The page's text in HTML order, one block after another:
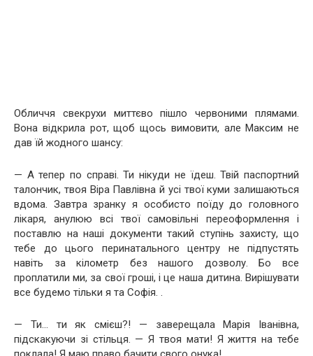
Обличчя свекрухи миттєво пішло червоними плямами.
Вона відкрила рот, щоб щось вимовити, але Максим не
дав їй жодного шансу:
— А тепер по справі. Ти нікуди не їдеш. Твій паспортний
талончик, твоя Віра Павлівна й усі твої куми залишаються
вдома. Завтра зранку я особисто поїду до головного
лікаря, анулюю всі твої самовільні переоформлення і
поставлю на наші документи такий ступінь захисту, що
тебе до цього перинатального центру не підпустять
навіть за кілометр без нашого дозволу. Бо все
проплатили ми, за свої гроші, і це наша дитина. Вирішувати
все будемо тільки я та Софія. .
— Ти… ти як смієш?! — заверещала Марія Іванівна,
підскакуючи зі стільця. — Я твоя мати! Я життя на тебе